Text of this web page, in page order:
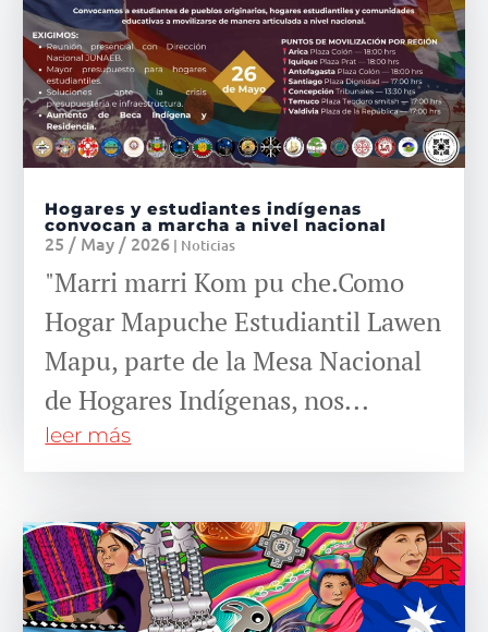
Hogares y estudiantes indígenas
convocan a marcha a nivel nacional
25 / May / 2026 | Noticias
"Marri marri Kom pu che.Como
Hogar Mapuche Estudiantil Lawen
Mapu, parte de la Mesa Nacional
de Hogares Indígenas, nos...
leer más